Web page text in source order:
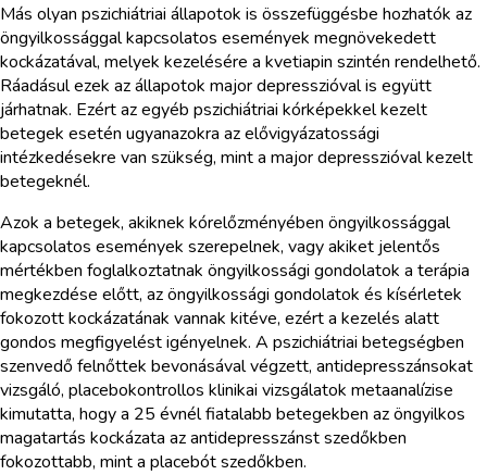
Más olyan pszichiátriai állapotok is összefüggésbe hozhatók az
öngyilkossággal kapcsolatos események megnövekedett
kockázatával, melyek kezelésére a kvetiapin szintén rendelhető.
Ráadásul ezek az állapotok major depresszióval is együtt
járhatnak. Ezért az egyéb pszichiátriai kórképekkel kezelt
betegek esetén ugyanazokra az elővigyázatossági
intézkedésekre van szükség, mint a major depresszióval kezelt
betegeknél.
Azok a betegek, akiknek kórelőzményében öngyilkossággal
kapcsolatos események szerepelnek, vagy akiket jelentős
mértékben foglalkoztatnak öngyilkossági gondolatok a terápia
megkezdése előtt, az öngyilkossági gondolatok és kísérletek
fokozott kockázatának vannak kitéve, ezért a kezelés alatt
gondos megfigyelést igényelnek. A pszichiátriai betegségben
szenvedő felnőttek bevonásával végzett, antidepresszánsokat
vizsgáló, placebokontrollos klinikai vizsgálatok metaanalízise
kimutatta, hogy a 25 évnél fiatalabb betegekben az öngyilkos
magatartás kockázata az antidepresszánst szedőkben
fokozottabb, mint a placebót szedőkben.